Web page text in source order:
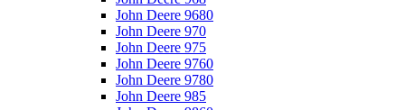
John Deere 9680
John Deere 970
John Deere 975
John Deere 9760
John Deere 9780
John Deere 985